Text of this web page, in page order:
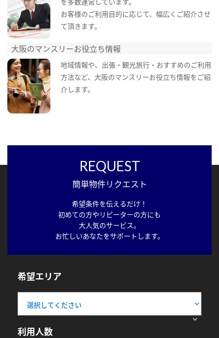
お客様のご利用目的に応じて、幅広くご紹介させ
て頂きます。
大阪のマンスリーお役立ち情報
地域情報や、出張・観光旅行・おすすめのご利用
方法など、大阪のマンスリーお役立ち情報をご紹
介します。
REQUEST
簡単物件リクエスト
希望条件を伝えるだけ！
初めての方やリピーターの方にも
大人気のサービス。
お忙しいあなたをサポートします。
希望エリア
利用人数